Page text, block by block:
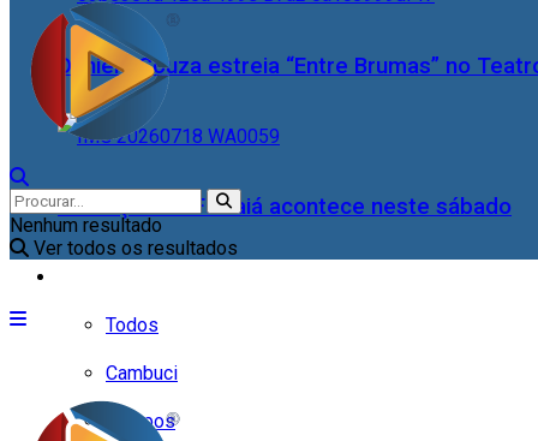
Daniele Souza estreia “Entre Brumas” no
5ª edição do Farraiá acontece neste sábado
Todos
Cambuci
Campos
Nenhum resultado
Ver todos os resultados